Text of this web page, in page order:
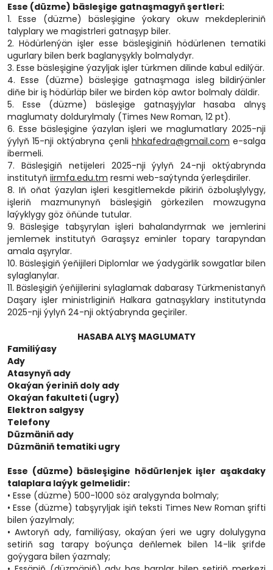
Esse (düzme) bäsleşige gatnaşmagyň şertleri:
1. Esse (düzme) bäsleşigine ýokary okuw mekdepleriniň
talyplary we magistrleri gatnaşyp biler.
2. Hödürlenýän işler esse bäsleşiginiň hödürlenen tematiki
ugurlary bilen berk baglanyşykly bolmalydyr.
3. Esse bäsleşigine ýazyljak işler türkmen dilinde kabul edilýär.
4. Esse (düzme) bäsleşige gatnaşmaga isleg bildirýänler
diňe bir iş hödürläp biler we birden köp awtor bolmaly däldir.
5. Esse (düzme) bäsleşige gatnaşyjylar hasaba alnyş
maglumaty doldurylmaly (Times New Roman, 12 pt).
6. Esse bäsleşigine ýazylan işleri we maglumatlary 2025-nji
ýylyň 15-nji oktýabryna çenli hhkafedra@gmail.com e-salga
ibermeli.
7. Bäsleşigiň netijeleri 2025-nji ýylyň 24-nji oktýabrynda
institutyň iirmfa.edu.tm resmi web-saýtynda ýerleşdiriler.
8. Iň oňat ýazylan işleri kesgitlemekde pikiriň özboluşlylygy,
işleriň mazmunynyň bäsleşigiň görkezilen mowzugyna
laýyklygy göz öňünde tutular.
9. Bäsleşige tabşyrylan işleri bahalandyrmak we jemlerini
jemlemek institutyň Garaşsyz eminler topary tarapyndan
amala aşyrylar.
10. Bäsleşigiň ýeňijileri Diplomlar we ýadygärlik sowgatlar bilen
sylaglanylar.
11. Bäsleşigiň ýeňijilerini sylaglamak dabarasy Türkmenistanyň
Daşary işler ministrliginiň Halkara gatnaşyklary institutynda
2025-nji ýylyň 24-nji oktýabrynda geçiriler.
HASABA ALYŞ MAGLUMATY
Familiýasy
Ady
Atasynyň ady
Okaýan ýeriniň doly ady
Okaýan fakulteti (ugry)
Elektron salgysy
Telefony
Düzmäniň ady
Düzmäniň tematiki ugry
Esse (düzme) bäsleşigine hödürlenjek işler aşakdaky
talaplara laýyk gelmelidir:
• Esse (düzme) 500-1000 söz aralygynda bolmaly;
• Esse (düzme) tabşyryljak işiň teksti Times New Roman şrifti
bilen ýazylmaly;
• Awtoryň ady, familiýasy, okaýan ýeri we ugry dolulygyna
setiriň sag tarapy boýunça deňlemek bilen 14-lik şrifde
goýygara bilen ýazmaly;